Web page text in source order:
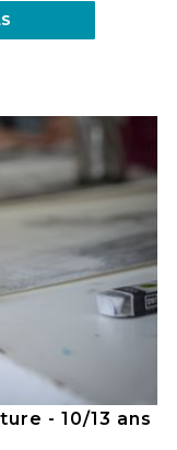
- 10/13 ans